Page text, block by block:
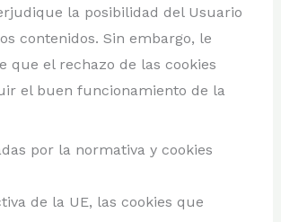
la posibilidad del Usuario
contenidos. Sin embargo, le
que el rechazo de las cookies
el buen funcionamiento de la
por la normativa y cookies
de la UE, las cookies que